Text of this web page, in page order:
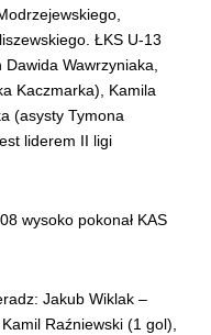
ŁKS U-13
Wawrzyniaka,
Kaczmarka), Kamila
(asysty Tymona
liderem II ligi
wysoko pokonał KAS
Jakub Wiklak –
Raźniewski (1 gol),